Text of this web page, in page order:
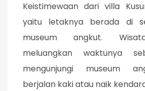
Keistimewaan dari villa
yaitu letaknya berada di
museum angkut.
meluangkan waktunya
mengunjungi museum
berjalan kaki atau naik